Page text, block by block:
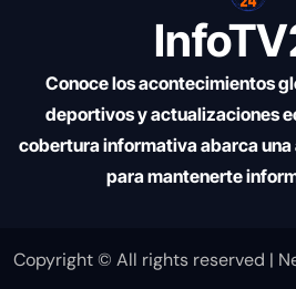
Conoce los acontecimientos
deportivos y actualizaciones
cobertura informativa abarca una
para mantenerte
Copyright © All rights reserved |